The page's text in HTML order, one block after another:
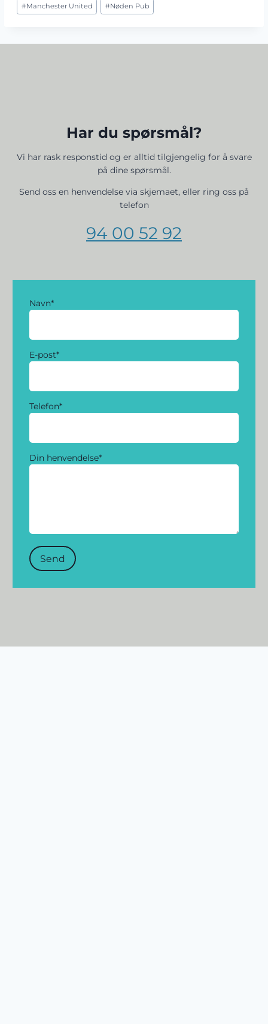
#Manchester United #Nøden Pub
Har du spørsmål?
​Vi har rask responstid og er alltid ​tilgjengelig for å svare
på dine spørsmål.
Send oss en henvendelse via skjemaet, eller ring oss på
telefon
94 00 52 92
Navn*
E-post*
Telefon*
Din henvendelse*